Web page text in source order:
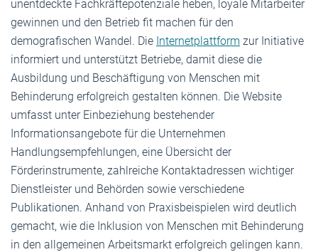
unentdeckte Fachkräftepotenziale heben, loyale Mitarbeiter
gewinnen und den Betrieb fit machen für den
demografischen Wandel. Die Internetplattform zur Initiative
informiert und unterstützt Betriebe, damit diese die
Ausbildung und Beschäftigung von Menschen mit
Behinderung erfolgreich gestalten können. Die Website
umfasst unter Einbeziehung bestehender
Informationsangebote für die Unternehmen
Handlungsempfehlungen, eine Übersicht der
Förderinstrumente, zahlreiche Kontaktadressen wichtiger
Dienstleister und Behörden sowie verschiedene
Publikationen. Anhand von Praxisbeispielen wird deutlich
gemacht, wie die Inklusion von Menschen mit Behinderung
in den allgemeinen Arbeitsmarkt erfolgreich gelingen kann.